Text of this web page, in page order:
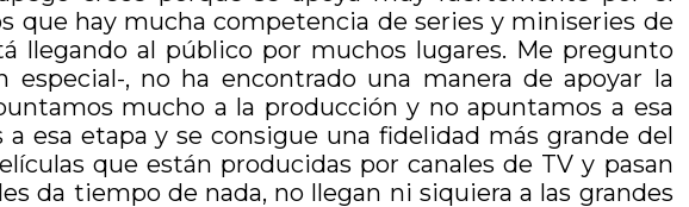
que hay mucha competencia de series y miniseries de
llegando al público por muchos lugares. Me pregunto
, no ha encontrado una manera de apoyar la
mucho a la producción y no apuntamos a esa
esa etapa y se consigue una fidelidad más grande del
que están producidas por canales de TV y pasan
da tiempo de nada, no llegan ni siquiera a las grandes